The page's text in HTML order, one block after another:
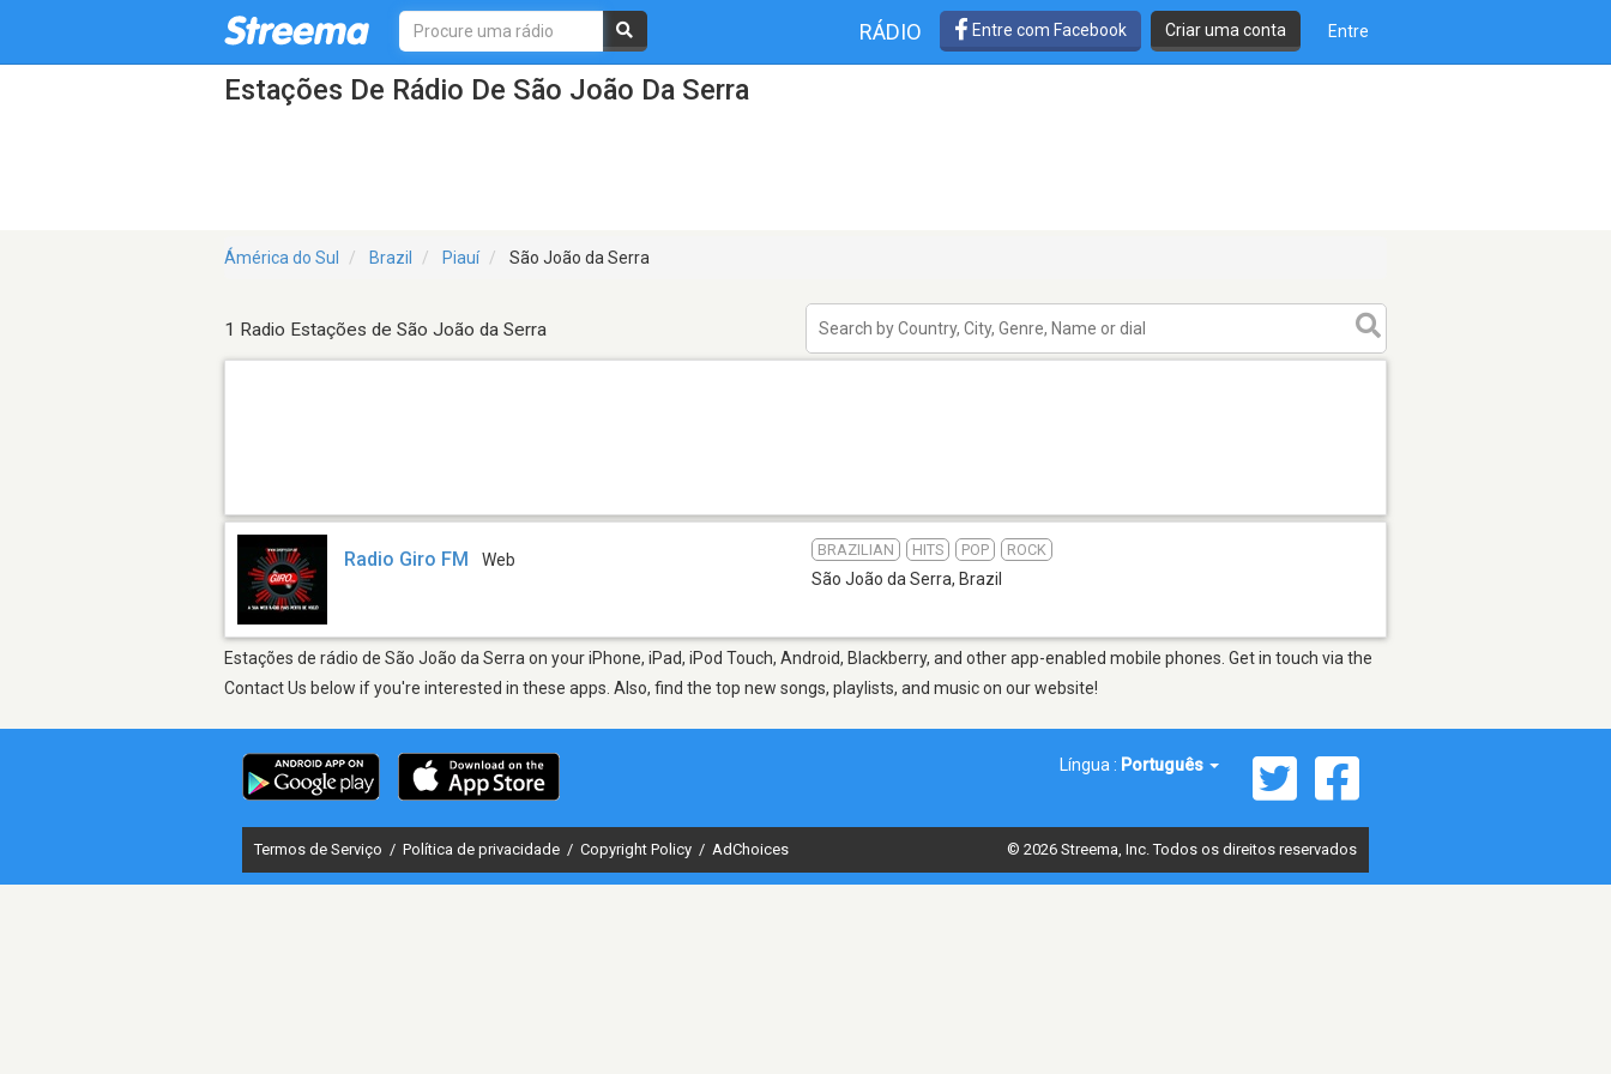
RÁDIO Entre com Facebook Criar uma conta Entre
Estações De Rádio De São João Da Serra
Ámérica do Sul Brazil Piauí São João da Serra
1 Radio Estações de São João da Serra
Radio Giro FM Web
BRAZILIAN HITS POP ROCK
São João da Serra, Brazil
Estações de rádio de São João da Serra on your iPhone, iPad, iPod Touch, Android, Blackberry, and other app-enabled mobile phones. Get in touch via the
Contact Us below if you're interested in these apps. Also, find the top new songs, playlists, and music on our website!
Língua : Português
Termos de Serviço / Política de privacidade / Copyright Policy / AdChoices © 2026 Streema, Inc. Todos os direitos reservados